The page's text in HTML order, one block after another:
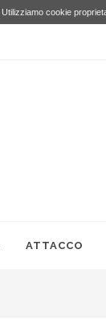
Utilizziamo cookie
ATTACCO